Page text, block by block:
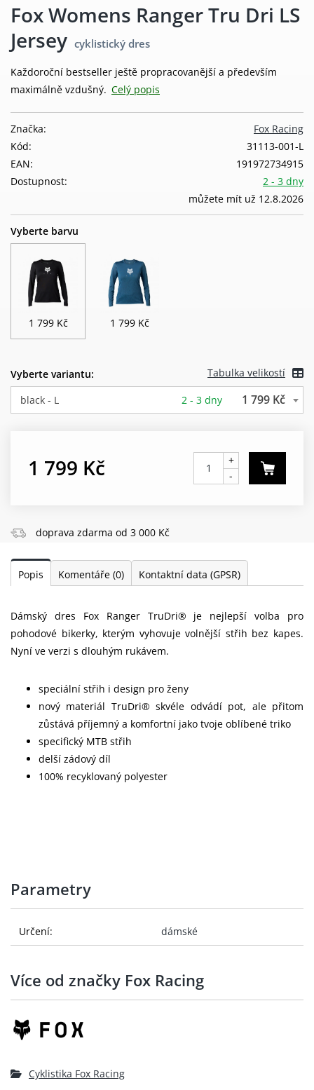
Fox Womens Ranger Tru Dri LS
Jersey cyklistický dres
Každoroční bestseller ještě propracovanější a především
maximálně vzdušný. Celý popis
Fox Racing
Značka:
31113-001-L
Kód:
191972734915
EAN:
2 - 3 dny
můžete mít už 12.8.2026
Dostupnost:
Vyberte barvu
1 799 Kč 1 799 Kč
Vyberte variantu: Tabulka velikostí
black - L 2 - 3 dny 1 799 Kč
1 799 Kč
+
-
doprava zdarma od 3 000 Kč
Popis Komentáře (0) Kontaktní data (GPSR)
Dámský dres Fox Ranger TruDri® je nejlepší volba pro
pohodové bikerky, kterým vyhovuje volnější střih bez kapes.
Nyní ve verzi s dlouhým rukávem.
speciální střih i design pro ženy
nový materiál TruDri® skvéle odvádí pot, ale přitom
zůstává příjemný a komfortní jako tvoje oblíbené triko
specifický MTB střih
delší zádový díl
100% recyklovaný polyester
Parametry
Určení: dámské
Více od značky Fox Racing
Cyklistika Fox Racing